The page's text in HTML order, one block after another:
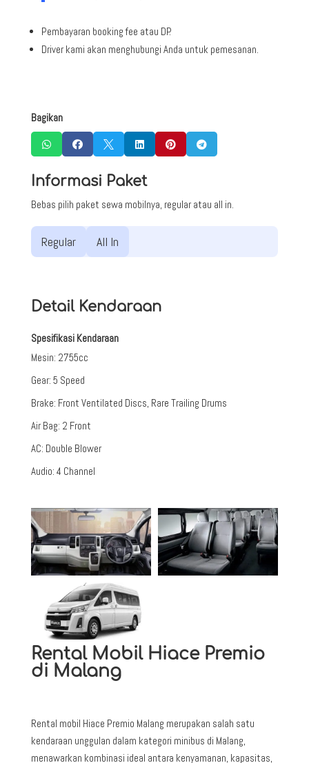
Pembayaran booking fee atau DP.
Driver kami akan menghubungi Anda untuk pemesanan.
Bagikan
     
Informasi Paket
Bebas pilih paket sewa mobilnya, regular atau all in.
Regular All In
Detail Kendaraan
Spesifikasi Kendaraan
Mesin: 2755cc
Gear: 5 Speed
Brake: Front Ventilated Discs, Rare Trailing Drums
Air Bag: 2 Front
AC: Double Blower
Audio: 4 Channel
Rental Mobil Hiace Premio
di Malang
Rental mobil Hiace Premio Malang merupakan salah satu
kendaraan unggulan dalam kategori minibus di Malang,
menawarkan kombinasi ideal antara kenyamanan, kapasitas,